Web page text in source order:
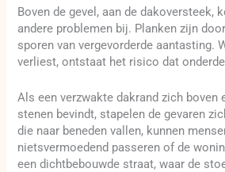
Boven de gevel, aan de dakoversteek,
andere problemen bij. Planken zijn
sporen van vergevorderde aantasting.
verliest, ontstaat het risico dat
Als een verzwakte dakrand zich boven
stenen bevindt, stapelen de gevaren
die naar beneden vallen, kunnen
nietsvermoedend passeren of de
een dichtbebouwde straat, waar de